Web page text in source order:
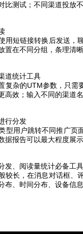
比测试；不同渠道投放
用短链接转换后发送，
置在不同分组，条理清
道统计工具
复杂的UTM参数，只
高效；输入不同的渠道
行分发
型用户跳转不同推广页
据报告可以最大程度展
发、阅读量统计必备工具
较长，在消息对话框、
布、时间分布、设备信